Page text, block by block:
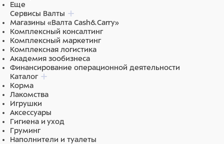
Еще
Сервисы Валты
Магазины «Валта Cash&Carry»
Комплексный консалтинг
Комплексный маркетинг
Комплексная логистика
Академия зообизнеса
Финансирование операционной деятельности
Каталог
Корма
Лакомства
Игрушки
Аксессуары
Гигиена и уход
Груминг
Наполнители и туалеты